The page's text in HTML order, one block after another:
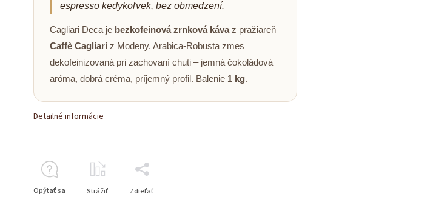
espresso kedykoľvek, bez obmedzení.
Cagliari Deca je bezkofeinová zrnková kávaz pražiareň
Caffè Cagliari z Modeny. Arabica-Robusta zmes
dekofeinizovaná pri zachovaní chuti – jemná čokoládová
aróma, dobrá créma, príjemný profil. Balenie 1 kg.
Detailné informácie
Opýtať sa Strážiť Zdieľať